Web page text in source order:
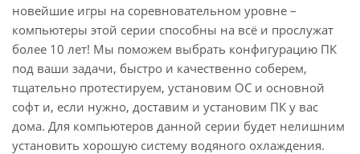
новейшие игры на соревновательном уровне –
компьютеры этой серии способны на всё и прослужат
более 10 лет! Мы поможем выбрать конфигурацию ПК
под ваши задачи, быстро и качественно соберем,
тщательно протестируем, установим ОС и основной
софт и, если нужно, доставим и установим ПК у вас
дома. Для компьютеров данной серии будет нелишним
установить хорошую систему водяного охлаждения.